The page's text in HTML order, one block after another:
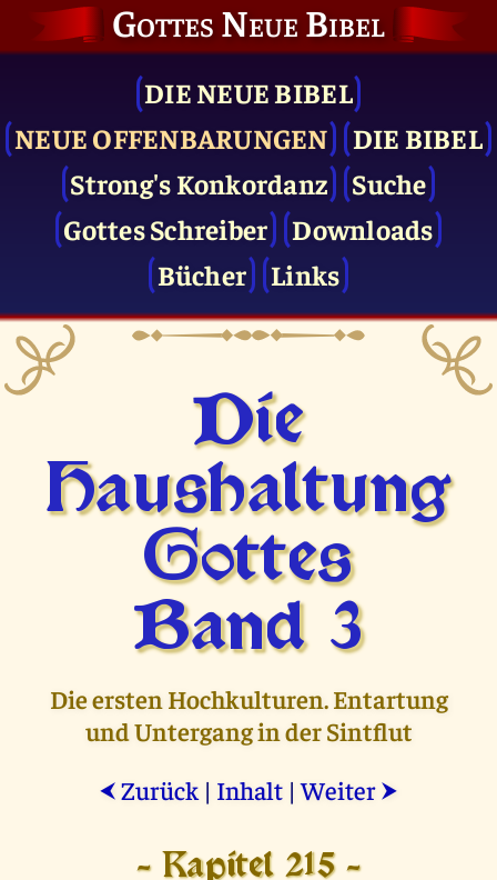
Gottes Neue Bibel
DIE NEUE BIBEL
NEUE OFFENBARUNGEN
DIE BIBEL
Strong's Konkordanz
Suche
Gottes Schreiber
Downloads
Bücher
Links
Die
Haushaltung
Gottes
Band 3
Die ersten Hochkulturen. Entartung
und Untergang in der Sintflut
⮜ Zurück | Inhalt |Weiter ⮞
- Kapitel 215 -